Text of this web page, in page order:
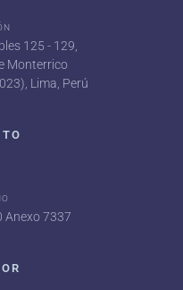
125 - 129,
Monterrico
Lima, Perú
Anexo 7337